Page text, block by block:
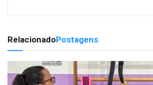
RelacionadoPostagens